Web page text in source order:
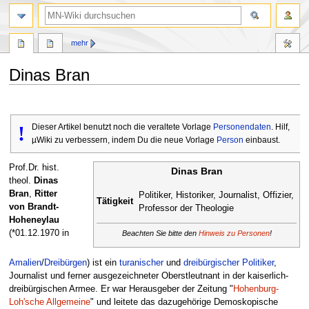
Dinas Bran
Navigation
springen
Suche
springen
! Dieser Artikel benutzt noch die veraltete Vorlage Personendaten. Hilf,
µWiki zu verbessern, indem Du die neue Vorlage Person einbaust.
Dinas Bran
Tätigkeit
Politiker, Historiker, Journalist, Offizier,
Professor der Theologie
Beachten Sie bitte den Hinweis zu Personen!
Prof.Dr. hist.
theol. Dinas
Bran, Ritter
von Brandt-
Hoheneylau
(*01.12.1970 in
Amalien/Dreibürgen) ist ein turanischerund dreibürgischer Politiker,
Journalist und ferner ausgezeichneter Oberstleutnant in der kaiserlich-
dreibürgischen Armee. Er war Herausgeber der Zeitung " Hohenburg-
Loh'sche Allgemeine" und leitete das dazugehörige Demoskopische
mehr
Suche